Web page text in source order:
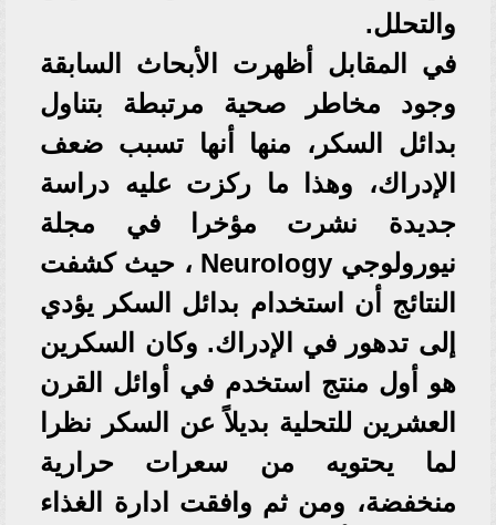
والتحلل.
في المقابل أظهرت الأبحاث السابقة
وجود مخاطر صحية مرتبطة بتناول
بدائل السكر، منها أنها تسبب ضعف
الإدراك، وهذا ما ركزت عليه دراسة
جديدة نشرت مؤخرا في مجلة
نيورولوجي Neurology ، حيث كشفت
النتائج أن استخدام بدائل السكر يؤدي
إلى تدهور في الإدراك. وكان السكرين
هو أول منتج استخدم في أوائل القرن
العشرين للتحلية بديلاً عن السكر نظرا
لما يحتويه من سعرات حرارية
منخفضة، ومن ثم وافقت ادارة الغذاء